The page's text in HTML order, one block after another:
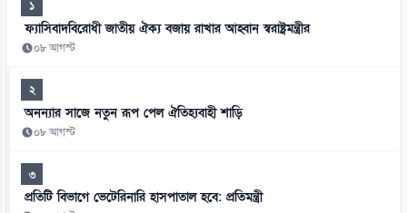
১
ফ্যাসিবাদবিরোধী জাতীয় ঐক্য বজায় রাখার আহ্বান স্বরাষ্ট্রমন্ত্রীর
০৮ আগস্ট
২
অনন্যার সাজে নতুন রূপ পেল ঐতিহ্যবাহী শাড়ি
০৮ আগস্ট
৩
প্রতিটি বিভাগে ভেটেরিনারি হাসপাতাল হবে: প্রতিমন্ত্রী